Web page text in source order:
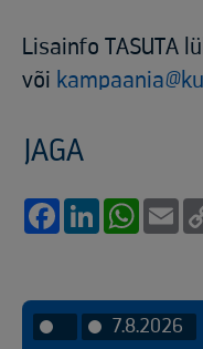
Lisainfo TASUTA
või
JAGA
FacebookLinkedIn
7.8.2026